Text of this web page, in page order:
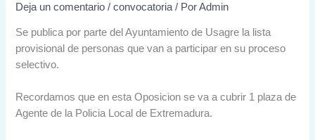
Deja un comentario /convocatoria / PorAdmin
Se publica por parte del Ayuntamiento de Usagre la lista
provisional de personas que van a participar en su proceso
selectivo.
Recordamos que en esta Oposicion se va a cubrir 1 plaza de
Agente de la Policia Local de Extremadura.